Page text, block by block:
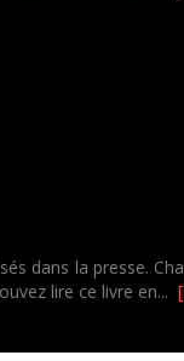
dans la presse.
lire ce livre en...